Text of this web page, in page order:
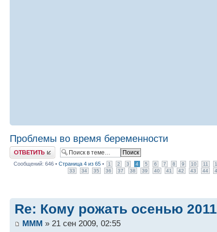
Проблемы во время беременности
Ответить
Сообщений: 646 • Страница 4 из 65 • 1 2 3 4 5 6 7 8 9 10 11
33
34 35 36 37 38 39 40 41 42 43 44
Re: Кому рожать осенью
MMM » 21 сен 2009, 02:55